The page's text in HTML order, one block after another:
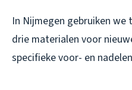
In Nijmegen gebruiken
drie materialen voor
specifieke voor- en